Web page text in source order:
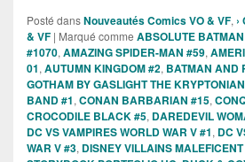
Posté dansNouveautés Comics VO & VF,
& VF | Marqué comme ABSOLUTE
#1070, AMAZING SPIDER-MAN #59,
01, AUTUMN KINGDOM #2, BATMAN AND
GOTHAM BY GASLIGHT THE
BAND #1, CONAN BARBARIAN #15,
CROCODILE BLACK #5, DAREDEVIL
DC VS VAMPIRES WORLD WAR V #1, DC
WAR V #3, DISNEY VILLAINS